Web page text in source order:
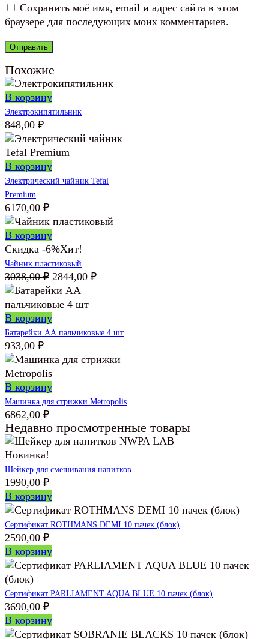
Сохранить моё имя, email и адрес сайта в этом
браузере для последующих моих комментариев.
Похожие
В корзину
Электрокипятильник
848,00 ₽
В корзину
Электрический чайник Tefal
Premium
6170,00 ₽
В корзину
Скидка -6%Хит!
Чайник пластиковый
3038,00₽ Первоначальная
цена
составляла
3038,00 ₽.
2844,00 ₽Текущая
В корзину
Батарейки АА пальчиковые 4 шт
933,00 ₽
В корзину
Машинка для стрижки Metropolis
6862,00 ₽
Недавно просмотренные товары
Новинка!
Шейкер для смешивания напитков
1990,00 ₽
В корзину
Сертификат ROTHMANS DEMI 10 пачек (блок)
2590,00 ₽
В корзину
Сертификат PARLIAMENT AQUA BLUE 10 пачек (блок)
3690,00 ₽
В корзину